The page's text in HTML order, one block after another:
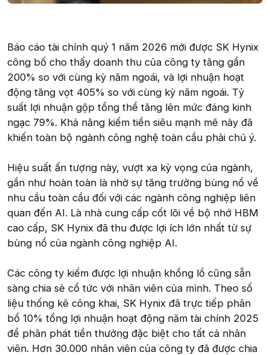
Báo cáo tài chính quý 1 năm 2026 mới được SK Hynix
công bố cho thấy doanh thu của công ty tăng gần
200% so với cùng kỳ năm ngoái, và lợi nhuận hoạt
động tăng vọt 405% so với cùng kỳ năm ngoái. Tỷ
suất lợi nhuận gộp tổng thể tăng lên mức đáng kinh
ngạc 79%. Khả năng kiếm tiền siêu mạnh mẽ này đã
khiến toàn bộ ngành công nghệ toàn cầu phải chú ý.
Hiệu suất ấn tượng này, vượt xa kỳ vọng của ngành,
gần như hoàn toàn là nhờ sự tăng trưởng bùng nổ về
nhu cầu toàn cầu đối với các ngành công nghiệp liên
quan đến AI. Là nhà cung cấp cốt lõi về bộ nhớ HBM
cao cấp, SK Hynix đã thu được lợi ích lớn nhất từ sự
bùng nổ của ngành công nghiệp AI.
Các công ty kiếm được lợi nhuận khổng lồ cũng sẵn
sàng chia sẻ cổ tức với nhân viên của mình. Theo số
liệu thống kê công khai, SK Hynix đã trực tiếp phân
bổ 10% tổng lợi nhuận hoạt động năm tài chính 2025
để phân phát tiền thưởng đặc biệt cho tất cả nhân
viên. Hơn 30.000 nhân viên của công ty đã được chia